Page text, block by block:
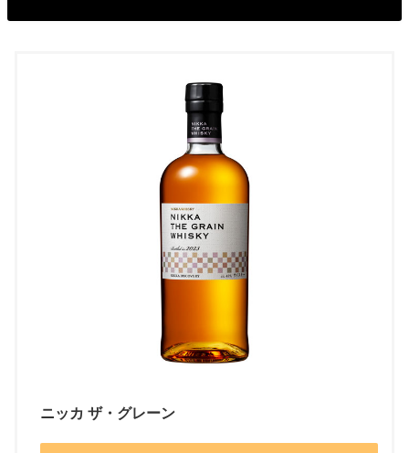
ニッカ ザ・グレーン